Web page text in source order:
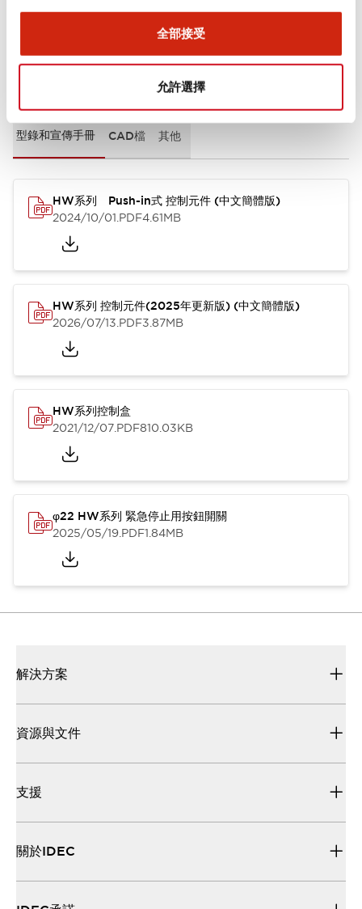
全部接受
允許選擇
型錄和宣傳手冊 CAD檔 其他
HW系列 Push-in式 控制元件 (中文簡體版)
2024/10/01.PDF4.61MB
HW系列 控制元件(2025年更新版) (中文簡體版)
2026/07/13.PDF3.87MB
HW系列控制盒
2021/12/07.PDF810.03KB
φ22 HW系列 緊急停止用按鈕開關
2025/05/19.PDF1.84MB
解決方案
資源與文件
支援
關於IDEC